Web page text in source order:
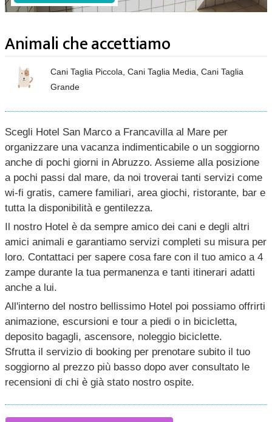
Animali che accettiamo
Cani Taglia Piccola, Cani Taglia Media, Cani Taglia
Grande
Scegli Hotel San Marco a Francavilla al Mare per
organizzare una vacanza indimenticabile o un soggiorno
anche di pochi giorni in Abruzzo. Assieme alla posizione
a pochi passi dal mare, da noi troverai tanti servizi come
wi-fi gratis, camere familiari, area giochi, ristorante, bar e
tutta la disponibilità e gentilezza.
Il nostro Hotel è da sempre amico dei cani e degli altri
amici animali e garantiamo servizi completi su misura per
loro. Contattaci per sapere cosa fare con il tuo amico a 4
zampe durante la tua permanenza e tanti itinerari adatti
anche a lui.
All'interno del nostro bellissimo Hotel poi possiamo offrirti
animazione, escursioni e tour a piedi o in bicicletta,
deposito bagagli, ascensore, noleggio biciclette.
Sfrutta il servizio di booking per prenotare subito il tuo
soggiorno al prezzo più basso dopo aver consultato le
recensioni di chi è già stato nostro ospite.